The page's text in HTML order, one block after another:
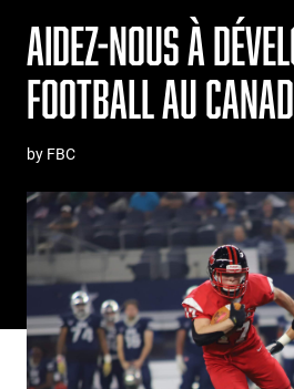
AIDEZ-NOUS À
FOOTBALL AU
by FBC